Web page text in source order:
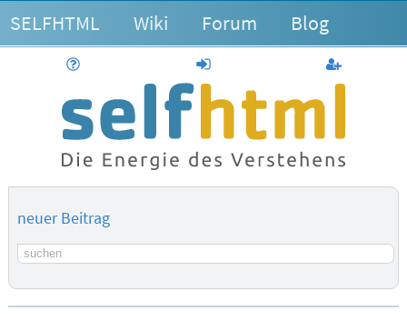
SELFHTML Wiki Forum Blog
anmelden
neuer Beitrag
Suchbegriff